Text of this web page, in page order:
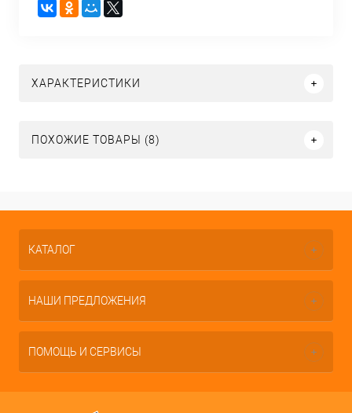
ХАРАКТЕРИСТИКИ
ПОХОЖИЕ ТОВАРЫ (8)
КАТАЛОГ
НАШИ ПРЕДЛОЖЕНИЯ
ПОМОЩЬ И СЕРВИСЫ